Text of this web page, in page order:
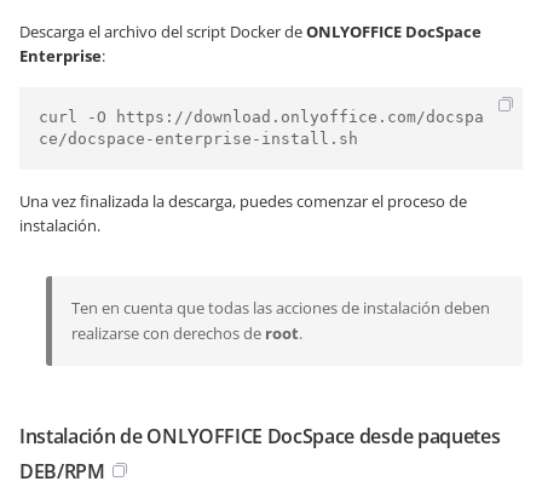
Descarga el archivo del script Docker deONLYOFFICE DocSpace
Enterprise:
curl -O https://download.onlyoffice.com/docspa
ce/docspace-enterprise-install.sh
Una vez finalizada la descarga, puedes comenzar el proceso de
instalación.
Ten en cuenta que todas las acciones de instalación deben
realizarse con derechos de root.
Instalación de ONLYOFFICE DocSpace desde paquetes
DEB/RPM